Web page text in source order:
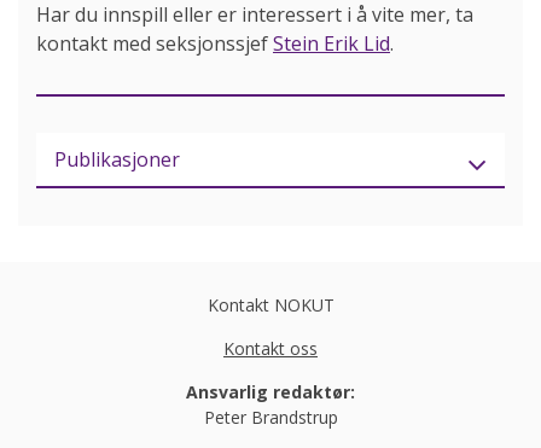
Har du innspill eller er interessert i å vite mer, ta
kontakt med seksjonssjefStein Erik Lid.
Publikasjoner
Kontakt NOKUT
Kontakt oss
Ansvarlig redaktør:
Peter Brandstrup